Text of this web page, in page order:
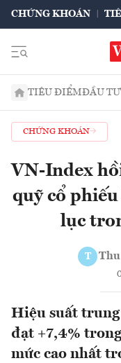
CHỨNG KHOÁN
TIÊU ĐIỂMĐẦU TƯ
CHỨNG KHOÁN
VN-Index
quỹ cổ
lục
T
Hiệu suất trung
đạt +7,4%
mức cao nhất